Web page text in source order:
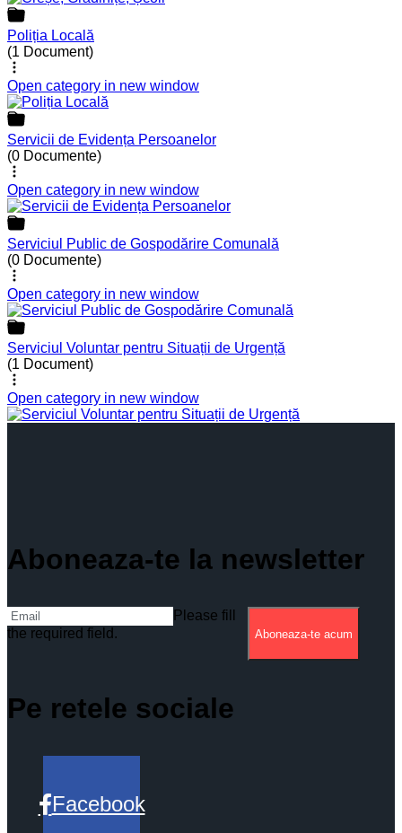
Poliția Locală
(1 Document)
Open category in new window
Servicii de Evidența Persoanelor
(0 Documente)
Open category in new window
Serviciul Public de Gospodărire Comunală
(0 Documente)
Open category in new window
Serviciul Voluntar pentru Situații de Urgență
(1 Document)
Open category in new window
Aboneaza-te la newsletter
Please fill
the required field.
Aboneaza-te acum
Pe retele sociale
Facebook